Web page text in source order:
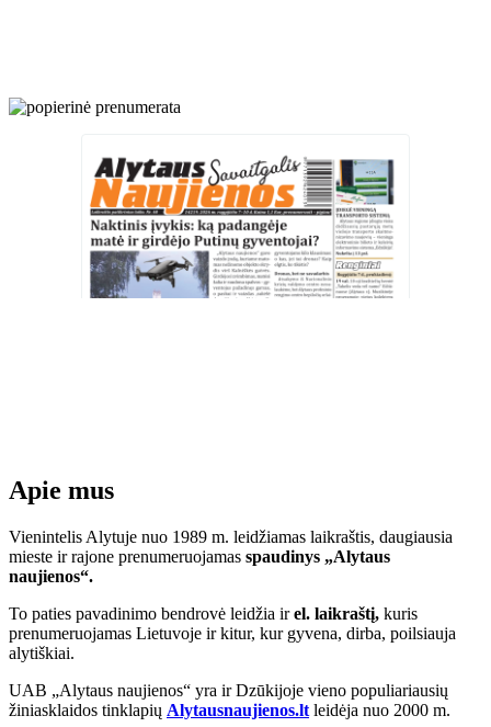
Apie mus
Vienintelis Alytuje nuo 1989 m. leidžiamas laikraštis, daugiausia
mieste ir rajone prenumeruojamas spaudinys „Alytaus
naujienos“.
To paties pavadinimo bendrovė leidžia irel. laikraštį, kuris
prenumeruojamas Lietuvoje ir kitur, kur gyvena, dirba, poilsiauja
alytiškiai.
UAB „Alytaus naujienos“ yra ir Dzūkijoje vieno populiariausių
žiniasklaidos tinklapių Alytausnaujienos.lt leidėja nuo 2000 m.